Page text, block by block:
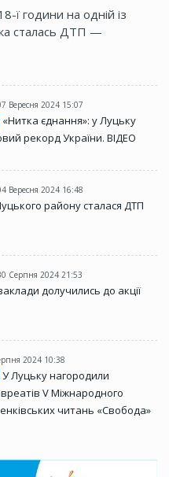
ї години на одній із
сталась ДТП —
Вересня 2024 15:07
«Нитка єднання»: у Луцьку
рекорд України. ВІДЕО
Вересня 2024 16:48
району сталася ДТП
Серпня 2024 21:53
долучились до акції
2024 10:38
У Луцьку нагородили
V Міжнародного
читань «Свобода»